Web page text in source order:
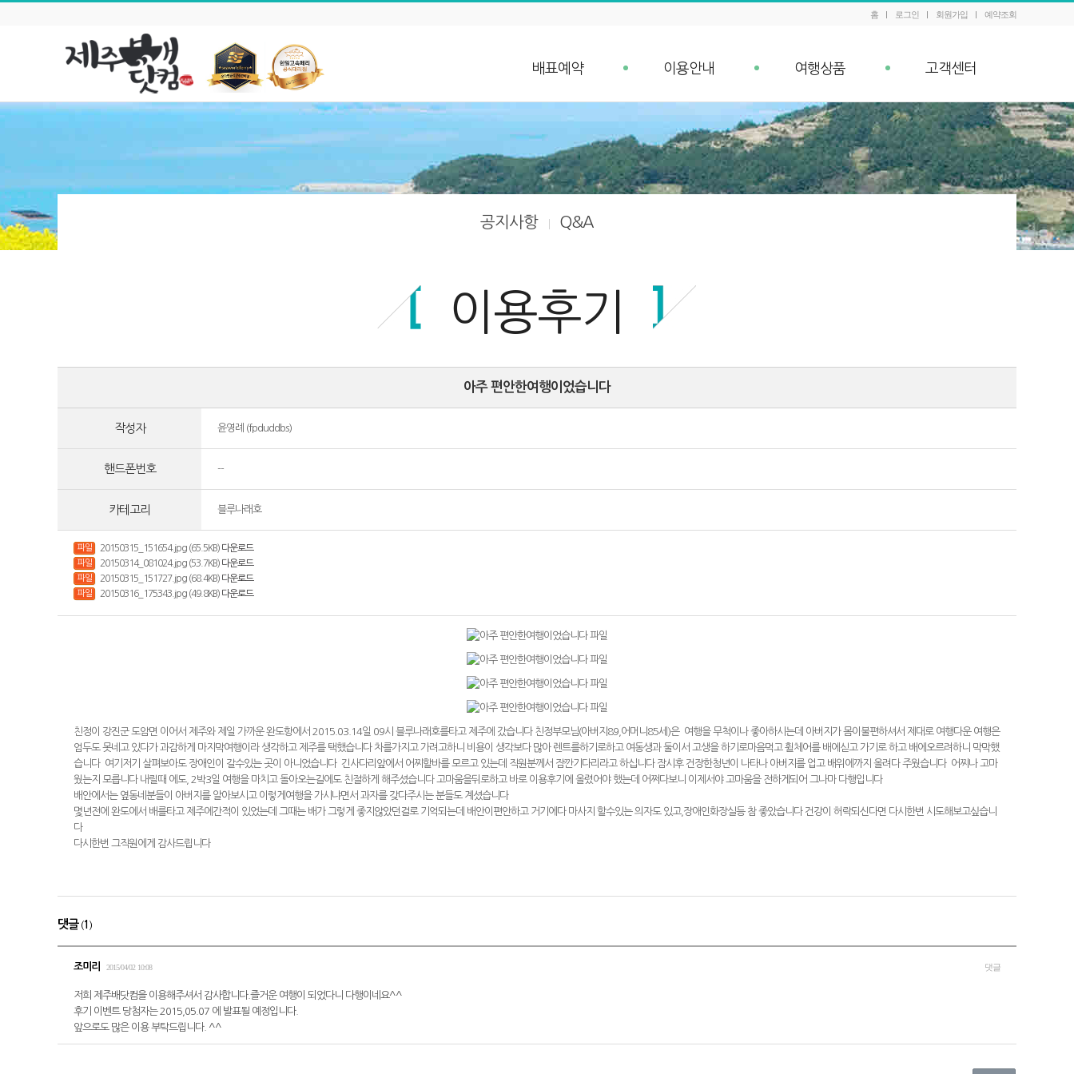
홈 로그인 회원가입 예약조회
배표예약
배표예약
예약조회
입금확인
차량 예약안내
이용안내
예약안내
예약취소 안내
항구가는길
선박안내
여행상품
패키지 예약조회
고객센터
공지사항
Q&A
이벤트
공지사항 Q&A
이용후기
아주 편안한여행이었습니다
작성자 윤영례 (fpduddbs)
핸드폰번호 --
카테고리 블루나래호
파일 20150315_151654.jpg (65.5KB) 다운로드
파일 20150314_081024.jpg (53.7KB) 다운로드
파일 20150315_151727.jpg (68.4KB) 다운로드
파일 20150316_175343.jpg (49.8KB) 다운로드
친정이 강진군 도암면 이어서 제주와 제일 가까운 완도항에서 2015.03.14일 09시 블루나래호를타고 제주에 갔습니다 친정부모님(아버지89,어머니85세)은 여행을 무척이나 좋아하시는데 아버지가 몸이불편하셔서 제대로 여행다운 여행은
엄두도 못네고 있다가 과감하게 마지막여행이라 생각하고 제주를 택했습니다 차를가지고 가려고하니 비용이 생각보다 많아 렌트를하기로하고 여동생과 둘이서 고생을 하기로마음먹고 휠체어를 배에싣고 가기로 하고 배에오르려하니 막막했
습니다 여기저기 살펴보아도 장애인이 갈수있는 곳이 아니었습니다 긴사다리앞에서 어찌할바를 모르고 있는데 직원분께서 잠깐기다리라고 하십니다 잠시후 건장한청년이 나타나 아버지를 업고 배위에까지 올려다 주웠습니다 어찌나 고마
웠는지 모릅니다 내릴때 에도, 2박3일 여행을 마치고 돌아오는길에도 친절하게 해주셨습니다 고마움을뒤로하고 바로 이용후기에 올렸어야 했는데 어쩌다보니 이제서야 고마움을 전하게되어 그나마 다행입니다
배안에서는 옆동네분들이 아버지를 알아보시고 이렇게여행을 가시냐면서 과자를 갖다주시는 분들도 계셨습니다
몇년전에 완도에서 배를타고 제주에간적이 있었는데 그때는 배가 그렇게 좋지않았던걸로 기억되는데 배안이편안하고 거기에다 마사지 할수있는 의자도 있고,장애인화장실등 참 좋았습니다 건강이 허락되신다면 다시한번 시도해보고싶습니
다
다시한번 그직원에게 감사드립니다
댓글 (1 )
조미리 2015/04/02 10:08 댓글
저희 제주배닷컴을 이용해주셔서 감사합니다.즐거운 여행이 되었다니 다행이네요^^
후기 이벤트 당첨자는 2015,05.07 에 발표될 예정입니다.
앞으로도 많은 이용 부탁드립니다. ^^